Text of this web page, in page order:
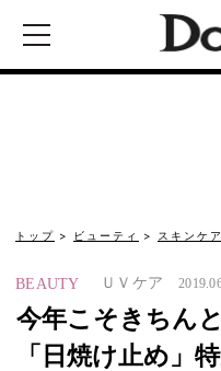
トップ ビューティ スキンケア
BEAUTY ＵＶケア
今年こそきちん
「日焼け止め」